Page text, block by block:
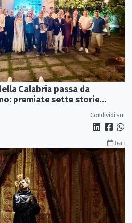
Calabria passa da
premiate sette storie
Condividi su:
Ieri